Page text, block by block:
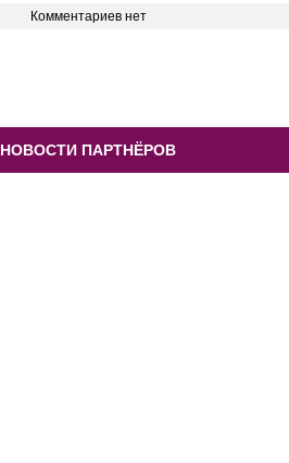
Комментариев нет
НОВОСТИ ПАРТНЁРОВ